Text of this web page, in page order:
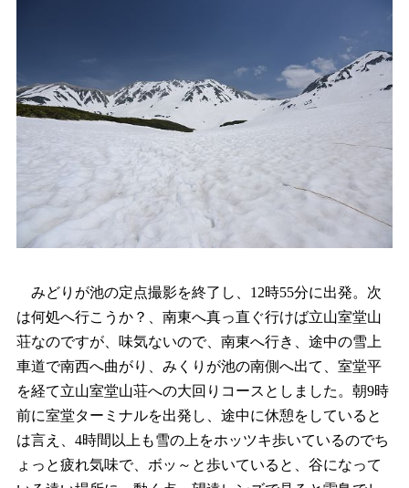
みどりが池の定点撮影を終了し、12時55分に出発。次
は何処へ行こうか？、南東へ真っ直ぐ行けば立山室堂山
荘なのですが、味気ないので、南東へ行き、途中の雪上
車道で南西へ曲がり、みくりが池の南側へ出て、室堂平
を経て立山室堂山荘への大回りコースとしました。朝9時
前に室堂ターミナルを出発し、途中に休憩をしていると
は言え、4時間以上も雪の上をホッツキ歩いているのでち
ょっと疲れ気味で、ボッ～と歩いていると、谷になって